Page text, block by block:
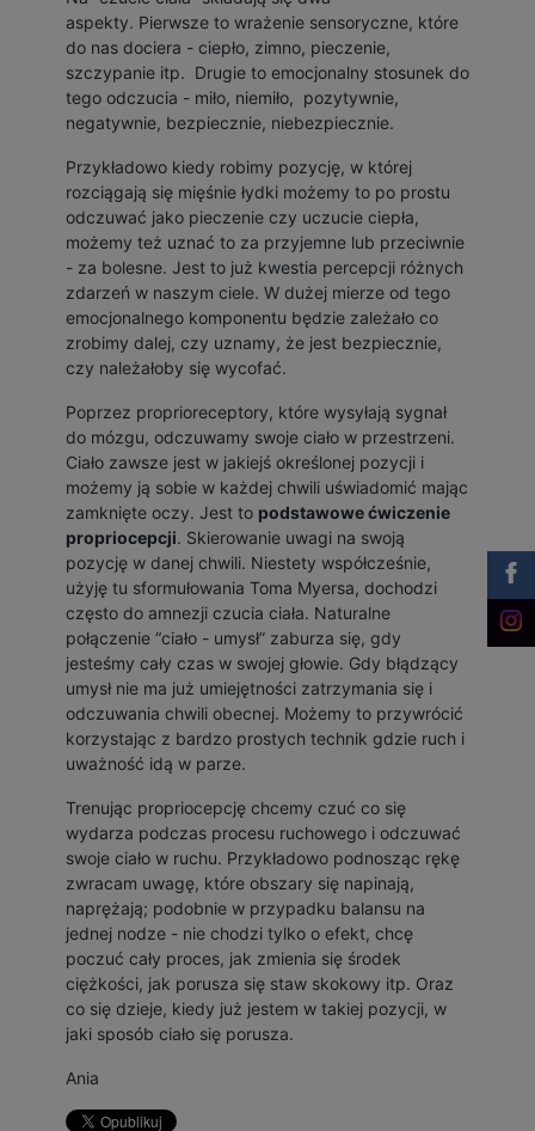
aspekty. Pierwsze to wrażenie sensoryczne, które
do nas dociera - ciepło, zimno, pieczenie,
szczypanie itp. Drugie to emocjonalny stosunek do
tego odczucia - miło, niemiło, pozytywnie,
negatywnie, bezpiecznie, niebezpiecznie.
Przykładowo kiedy robimy pozycję, w której
rozciągają się mięśnie łydki możemy to po prostu
odczuwać jako pieczenie czy uczucie ciepła,
możemy też uznać to za przyjemne lub przeciwnie
- za bolesne. Jest to już kwestia percepcji różnych
zdarzeń w naszym ciele. W dużej mierze od tego
emocjonalnego komponentu będzie zależało co
zrobimy dalej, czy uznamy, że jest bezpiecznie,
czy należałoby się wycofać.
Poprzez proprioreceptory, które wysyłają sygnał
do mózgu, odczuwamy swoje ciało w przestrzeni.
Ciało zawsze jest w jakiejś określonej pozycji i
możemy ją sobie w każdej chwili uświadomić mając
zamknięte oczy. Jest to podstawowe ćwiczenie
propriocepcji. Skierowanie uwagi na swoją
pozycję w danej chwili. Niestety współcześnie,
użyję tu sformułowania Toma Myersa, dochodzi
często do amnezji czucia ciała. Naturalne
połączenie “ciało - umysł” zaburza się, gdy
jesteśmy cały czas w swojej głowie. Gdy błądzący
umysł nie ma już umiejętności zatrzymania się i
odczuwania chwili obecnej. Możemy to przywrócić
korzystając z bardzo prostych technik gdzie ruch i
uważność idą w parze.
Trenując propriocepcję chcemy czuć co się
wydarza podczas procesu ruchowego i odczuwać
swoje ciało w ruchu. Przykładowo podnosząc rękę
zwracam uwagę, które obszary się napinają,
naprężają; podobnie w przypadku balansu na
jednej nodze - nie chodzi tylko o efekt, chcę
poczuć cały proces, jak zmienia się środek
ciężkości, jak porusza się staw skokowy itp. Oraz
co się dzieje, kiedy już jestem w takiej pozycji, w
jaki sposób ciało się porusza.
Ania